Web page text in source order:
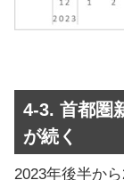
4-3. 首都圏
が続く
2023年後半か